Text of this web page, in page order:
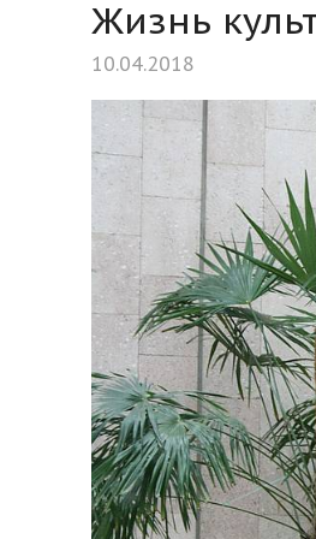
Жизнь
10.04.2018